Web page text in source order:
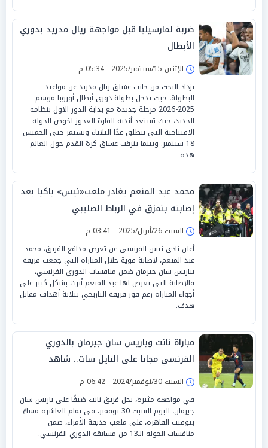
ضربة لمارسيليا قبل مواجهة ريال مدريد بدوري
الأبطال
الإثنين 15/سبتمبر/2025 - 05:34 م
يزداد البحث من جانب عشاق ريال مدريد عن مواعيد
البطولة، حيث تدخل بطولة دوري أبطال أوروبا موسم
2025-2026 مرحلة جديدة مع بداية الدور الأول بنظامه
الجديد، حيث تستعد أندية القارة العجوز لخوض الجولة
الافتتاحية التي تنطلق غدًا الثلاثاء وتستمر حتى الخميس
18 سبتمبر. وبينما يترقب عشاق كرة القدم حول العالم
هذه
محمد عبد المنعم يغادر ملعب«نيس» باكيا بعد
إصابته بتمزق في الرباط الصليبي
السبت 26/أبريل/2025 - 03:41 م
أعلن نادي نيس الفرنسي عن تعرض مدافع الفريق، محمد
عبد المنعم، لإصابة قوية خلال المباراة التي جمعت فريقه
بباريس سان جيرمان ضمن منافسات الدوري الفرنسي،
فالإصابة التي تعرض لها عبد المنعم أثرت بشكل كبير على
أجواء المباراة رغم فوز فريقه التاريخي بثلاثة أهداف مقابل
هدف.
مباراة نانت وباريس سان جيرمان بالدوري
الفرنسي مجانا على النايل سات.. شاهد
السبت 30/نوفمبر/2024 - 06:42 م
في مواجهة مثيرة، يحل فريق نانت ضيفًا على باريس سان
جيرمان، اليوم السبت 30 نوفمبر، في تمام العاشرة مساءً
بتوقيت القاهرة، على ملعب حديقة الأمراء، ضمن
منافسات الجولة الـ13 من مسابقة الدوري الفرنسي.